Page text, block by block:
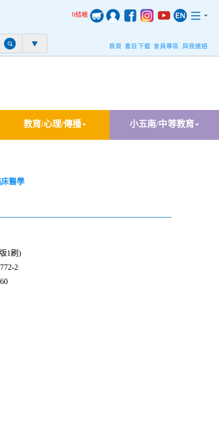
0結帳
首頁 書目下載 會員專區 與我連絡
教育/心理/傳播 小五南/中等教育
醫學
1刷)
2